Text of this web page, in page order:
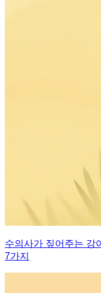
수의사가 짚어주는 강
7가지